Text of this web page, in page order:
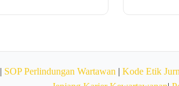
| SOP Perlindungan Wartawan | Kode Etik